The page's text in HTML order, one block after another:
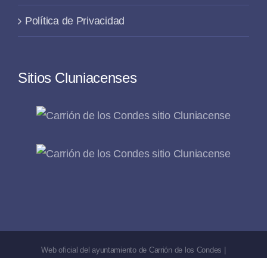
Política de Privacidad
Sitios Cluniacenses
Web oficial del ayuntamiento de Carrión de los Condes |